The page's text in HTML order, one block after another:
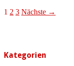
Beitragsnavigation
1 2 3 Nächste →
Kategorien